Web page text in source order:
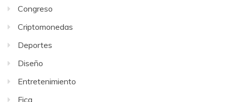
Congreso
Criptomonedas
Deportes
Diseño
Entretenimiento
Fica